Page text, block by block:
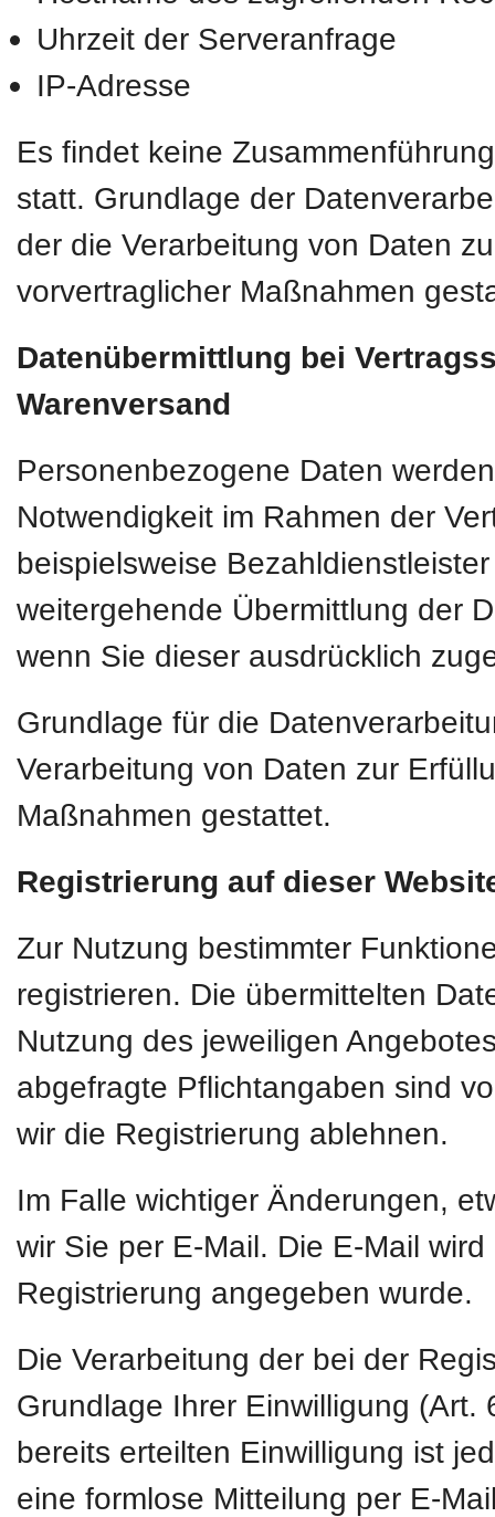
Uhrzeit der Serveranfrage
IP-Adresse
Es findet keine
statt. Grundlage der
der die Verarbeitung von Daten
vorvertraglicher Maßnahmen
Datenübermittlung bei
Warenversand
Personenbezogene Daten
Notwendigkeit im Rahmen der
beispielsweise
weitergehende Übermittlung der
wenn Sie dieser ausdrücklich
Grundlage für die
Verarbeitung von Daten zur
Maßnahmen gestattet.
Registrierung auf dieser
Zur Nutzung bestimmter
registrieren. Die übermittelten
Nutzung des jeweiligen
abgefragte Pflichtangaben sind
wir die Registrierung ablehnen.
Im Falle wichtiger Änderungen,
wir Sie per E-Mail. Die E-Mail
Registrierung angegeben wurde.
Die Verarbeitung der bei der
Grundlage Ihrer Einwilligung (Art.
bereits erteilten Einwilligung ist
eine formlose Mitteilung per E-